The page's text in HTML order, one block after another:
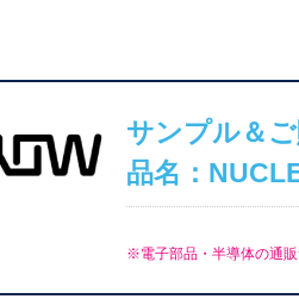
サンプル＆
品名：
※電子部品・半導体の通販